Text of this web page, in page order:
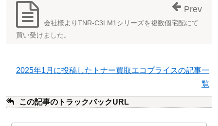
会社様よりTNR-C3LM1シリーズを複数個宅配にて
買い受けました。
Prev
2025年1月に投稿したトナー買取エコプライスの記事一
覧
この記事のトラックバックURL